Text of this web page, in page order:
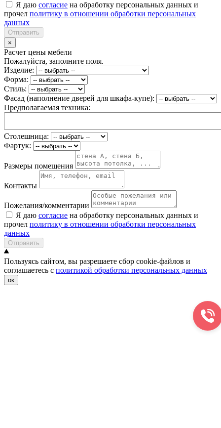
Я даю согласие на обработку персональных данных и
прочел политику в отношении обработки персональных
данных
Отправить
×
Расчет цены мебели
Пожалуйста, заполните поля.
Изделие:
Форма:
Стиль:
Фасад (наполнение дверей для шкафа-купе):
Предполагаемая техника:
Столешница:
Фартук:
Размеры помещения
Контакты
Пожелания/комментарии
Я даю согласие на обработку персональных данных и
прочел политику в отношении обработки персональных
данных
Отправить
Пользуясь сайтом, вы разрешаете сбор cookie-файлов и
соглашаетесь с политикой обработки персональных данных
ок